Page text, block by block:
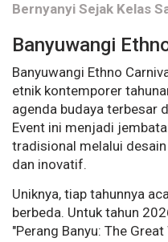
Bernyanyi Sejak Kelas
Banyuwangi
Banyuwangi Ethno
etnik kontemporer
agenda budaya terbesar
Event ini menjadi
tradisional melalui
dan inovatif.
Uniknya, tiap tahunnya
berbeda. Untuk tahun
"Perang Banyu: The